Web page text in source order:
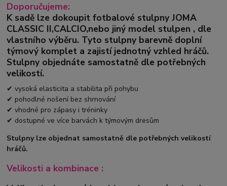
Doporučujeme:
K sadě lze dokoupit fotbalové stulpnyJOMA
CLASSIC II,CALCIO,nebo jiný model stulpen , dle
vlastního výběru. Tyto stulpny barevně doplní
týmový komplet a zajistí jednotný vzhled hráčů.
Stulpny objednáte samostatně dle potřebných
velikostí.
✔ vysoká elasticita a stabilita při pohybu
✔ pohodlné nošení bez shrnování
✔ vhodné pro zápasy i tréninky
✔ dostupné ve více barvách k týmovým dresům
Stulpny lze objednat samostatně dle potřebných velikostí
hráčů.
Velikosti a kombinace :